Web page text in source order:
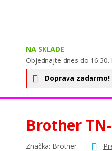
NA SKLADE
Objednajte dnes do
Doprava zadarmo!
Brother
Značka: Brother